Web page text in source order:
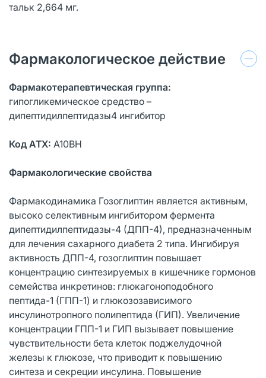
тальк 2,664 мг.
Фармакологическое действие
Фармакотерапевтическая группа:
гипогликемическое средство –
дипептидилпептидазы4 ингибитор
Код АТХ: A10BH
Фармакологические свойства
Фармакодинамика Гозоглиптин является активным,
высоко селективным ингибитором фермента
дипептидилпептидазы-4 (ДПП-4), предназначенным
для лечения сахарного диабета 2 типа. Ингибируя
активность ДПП-4, гозоглиптин повышает
концентрацию синтезируемых в кишечнике гормонов
семейства инкретинов: глюкагоноподобного
пептида-1 (ГПП-1) и глюкозозависимого
инсулинотропного полипептида (ГИП). Увеличение
концентрации ГПП-1 и ГИП вызывает повышение
чувствительности бета клеток поджелудочной
железы к глюкозе, что приводит к повышению
синтеза и секреции инсулина. Повышение